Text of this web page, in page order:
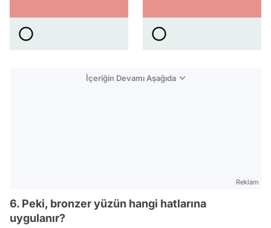
İçeriğin Devamı Aşağıda
Reklam
6. Peki, bronzer yüzün hangi hatlarına
uygulanır?